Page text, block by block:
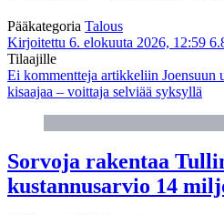
Pääkategoria Talous
Kirjoitettu 6. elokuuta 2026, 12:59
Tilaajille
Ei kommentteja artikkeliin Joensuun
kisaajaa – voittaja selviää syksyllä
Sorvoja rakentaa
kustannusarvio 14